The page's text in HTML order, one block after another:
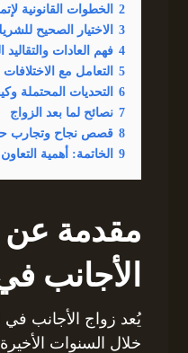
2
الخطوات القانونية
3
الاختيار الصحيح
4 فهم العادات والتقاليد
5
التعامل مع الاختلافات
6
التحديات المحتملة
7 نصائح لما بعد الزواج
8 قصص نجاح وتجارب
9
الخاتمة: أهمية التعاون
مقدمة عن
الأجانب
يُعد زواج الأجانب
خلال السنوات